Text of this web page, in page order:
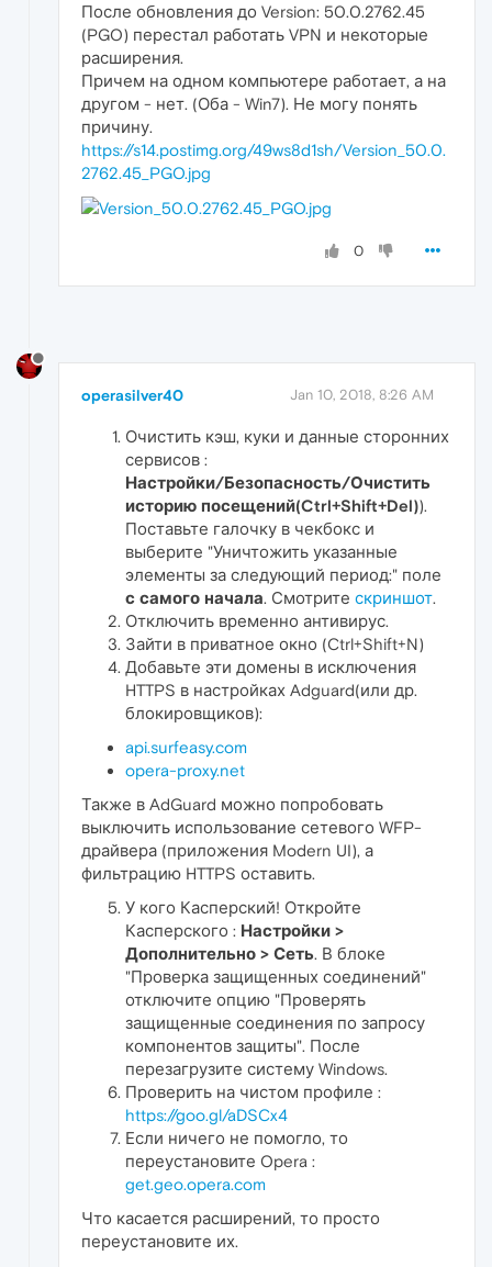
После обновления до Version: 50.0.2762.45
(PGO) перестал работать VPN и некоторые
расширения.
Причем на одном компьютере работает, а на
другом - нет. (Оба - Win7). Не могу понять
причину.
https://s14.postimg.org/49ws8d1sh/Version_50.0.
2762.45_PGO.jpg
0
operasilver40 Jan 10, 2018, 8:26 AM
Очистить кэш, куки и данные сторонних
сервисов :
Настройки/Безопасность/Очистить
историю посещений(Ctrl+Shift+Del)).
Поставьте галочку в чекбокс и
выберите "Уничтожить указанные
элементы за следующий период:" поле
с самого начала. Смотрите скриншот.
Отключить временно антивирус.
Зайти в приватное окно (Ctrl+Shift+N)
Добавьте эти домены в исключения
HTTPS в настройках Adguard(или др.
блокировщиков):
api.surfeasy.com
opera-proxy.net
Также в AdGuard можно попробовать
выключить использование сетевого WFP-
драйвера (приложения Modern UI), а
фильтрацию HTTPS оставить.
У кого Касперский! Откройте
Касперского : Настройки >
Дополнительно > Сеть. В блоке
"Проверка защищенных соединений"
отключите опцию "Проверять
защищенные соединения по запросу
компонентов защиты". После
перезагрузите систему Windows.
Проверить на чистом профиле :
https://goo.gl/aDSCx4
Если ничего не помогло, то
переустановите Opera :
get.geo.opera.com
Что касается расширений, то просто
переустановите их.